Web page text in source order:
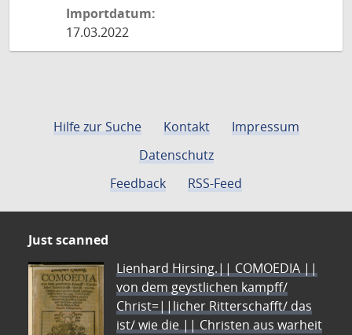
Importdatum:
17.03.2022
Hilfe zur Suche Kontakt
Impressum
Datenschutz
Feedback
RSS-Feed
Just scanned
Lienhard Hirsing.|| COMOEDIA ||
von dem geystlichen kampff/
Christ=||licher Ritterschafft/ das
ist/ wie die || Christen aus warheit